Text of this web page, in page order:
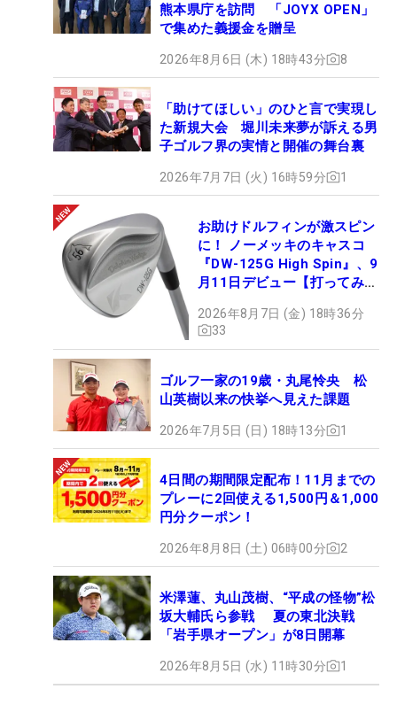
熊本県庁を訪問 「JOYX OPEN」
で集めた義援金を贈呈
2026年8月6日 (木) 18時43分 8
「助けてほしい」のひと言で実現し
た新規大会 堀川未来夢が訴える男
子ゴルフ界の実情と開催の舞台裏
2026年7月7日 (火) 16時59分 1
お助けドルフィンが激スピン
に！ ノーメッキのキャスコ
『DW-125G High Spin』、9
月11日デビュー【打ってみ
2026年8月7日 (金) 18時36分
33
ゴルフ一家の19歳・丸尾怜央 松
山英樹以来の快挙へ見えた課題
2026年7月5日 (日) 18時13分 1
4日間の期間限定配布！11月までの
プレーに2回使える1,500円＆1,000
円分クーポン！
2026年8月8日 (土) 06時00分 2
米澤蓮、丸山茂樹、“平成の怪物”松
坂大輔氏ら参戦 夏の東北決戦
「岩手県オープン」が8日開幕
2026年8月5日 (水) 11時30分 1